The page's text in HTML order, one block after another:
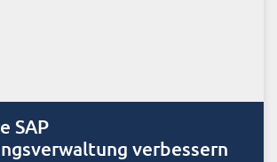
SAP
verbessern